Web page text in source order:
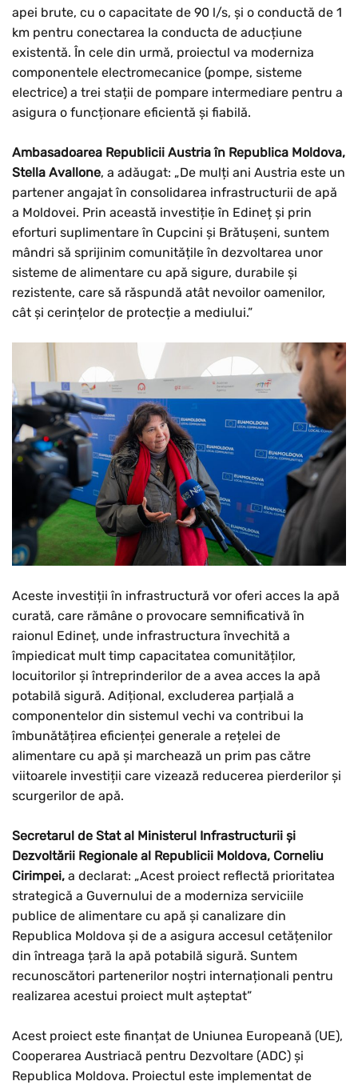
apei brute, cu o capacitate de 90 l/s, și o conductă de 1
km pentru conectarea la conducta de aducțiune
existentă. În cele din urmă, proiectul va moderniza
componentele electromecanice (pompe, sisteme
electrice) a trei stații de pompare intermediare pentru a
asigura o funcționare eficientă și fiabilă.
Ambasadoarea Republicii Austria în Republica Moldova,
Stella Avallone, a adăugat: „De mulți ani Austria este un
partener angajat în consolidarea infrastructurii de apă
a Moldovei. Prin această investiție în Edineț și prin
eforturi suplimentare în Cupcini și Brătușeni, suntem
mândri să sprijinim comunitățile în dezvoltarea unor
sisteme de alimentare cu apă sigure, durabile și
rezistente, care să răspundă atât nevoilor oamenilor,
cât și cerințelor de protecție a mediului.”
Aceste investiții în infrastructură vor oferi acces la apă
curată, care rămâne o provocare semnificativă în
raionul Edineț, unde infrastructura învechită a
împiedicat mult timp capacitatea comunităților,
locuitorilor și întreprinderilor de a avea acces la apă
potabilă sigură. Adițional, excluderea parțială a
componentelor din sistemul vechi va contribui la
îmbunătățirea eficienței generale a rețelei de
alimentare cu apă și marchează un prim pas către
viitoarele investiții care vizează reducerea pierderilor și
scurgerilor de apă.
Secretarul de Stat al Ministerul Infrastructurii și
Dezvoltării Regionale al Republicii Moldova, Corneliu
Cirimpei, a declarat: „Acest proiect reflectă prioritatea
strategică a Guvernului de a moderniza serviciile
publice de alimentare cu apă și canalizare din
Republica Moldova și de a asigura accesul cetățenilor
din întreaga țară la apă potabilă sigură. Suntem
recunoscători partenerilor noștri internaționali pentru
realizarea acestui proiect mult așteptat”
Acest proiect este finanțat de Uniunea Europeană (UE),
Cooperarea Austriacă pentru Dezvoltare (ADC) și
Republica Moldova. Proiectul este implementat de